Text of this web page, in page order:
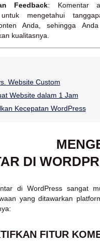
Feedback: Komentar
mengetahui
Anda, sehingga
kualitasnya.
Website Custom
Website dalam 1 Jam
Kecepatan WordPress
DI
di WordPress sangat
yang ditawarkan
FITUR